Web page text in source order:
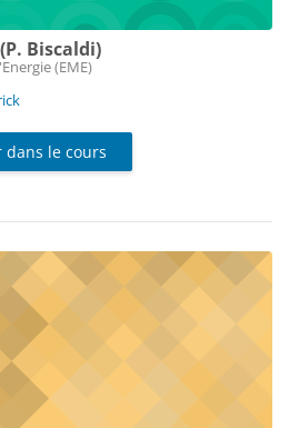
Biscaldi)
(EME)
le cours